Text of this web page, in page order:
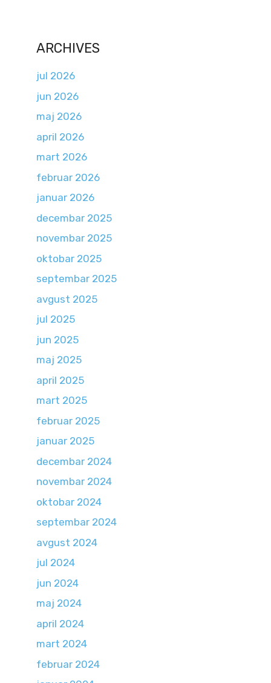
ARCHIVES
jul 2026
jun 2026
maj 2026
april 2026
mart 2026
februar 2026
januar 2026
decembar 2025
novembar 2025
oktobar 2025
septembar 2025
avgust 2025
jul 2025
jun 2025
maj 2025
april 2025
mart 2025
februar 2025
januar 2025
decembar 2024
novembar 2024
oktobar 2024
septembar 2024
avgust 2024
jul 2024
jun 2024
maj 2024
april 2024
mart 2024
februar 2024